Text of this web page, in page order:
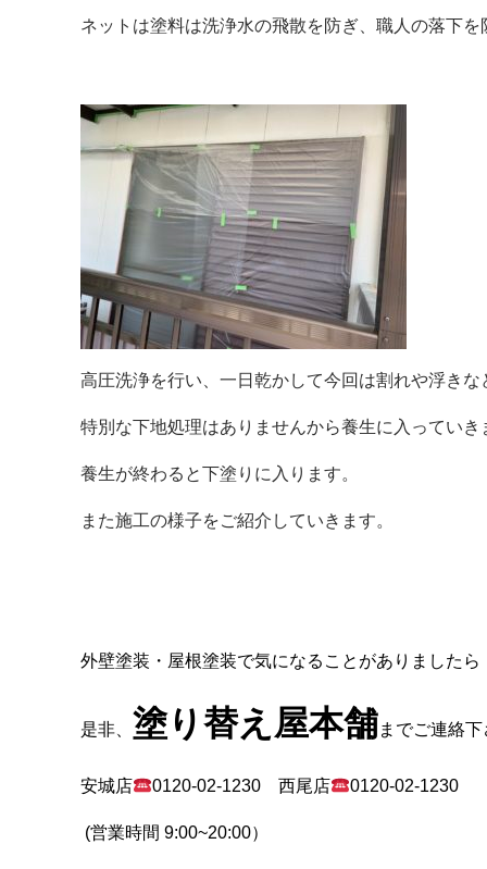
ネットは塗料は洗浄水の飛散を防ぎ、職人の落下を
高圧洗浄を行い、一日乾かして今回は割れや浮きな
特別な下地処理はありませんから養生に入っていき
養生が終わると下塗りに入ります。
また施工の様子をご紹介していきます。
外壁塗装・屋根塗装で気になることがありましたら
是非、 塗り替え屋本舗までご連絡
安城店 0120-02-1230 西尾店 0120-02-1230
(営業時間 9:00~20:00）